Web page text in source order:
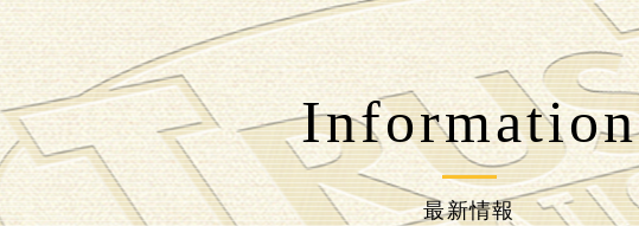
trust-cr.com/public_html/wp-content/themes/jpcrest-themes/functions.phpon line 217
trust-cr.com/public_html/wp-content/themes/jpcrest-themes/functions.phpon line226
Information
最新情報